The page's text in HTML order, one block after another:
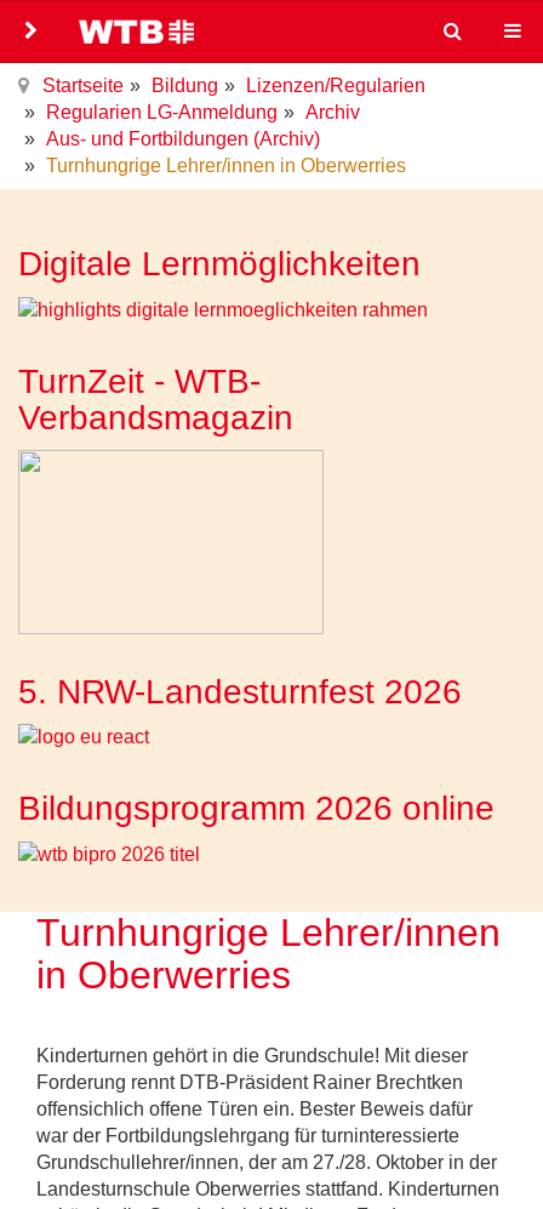
Startseite Bildung
Lizenzen/Regularien
Regularien LG-Anmeldung
Archiv
Aus- und Fortbildungen (Archiv)
Turnhungrige Lehrer/innen in Oberwerries
Digitale Lernmöglichkeiten
TurnZeit - WTB-
Verbandsmagazin
5. NRW-Landesturnfest 2026
Bildungsprogramm 2026 online
Turnhungrige Lehrer/innen
in Oberwerries
Kinderturnen gehört in die Grundschule! Mit dieser
Forderung rennt DTB-Präsident Rainer Brechtken
offensichlich offene Türen ein. Bester Beweis dafür
war der Fortbildungslehrgang für turninteressierte
Grundschullehrer/innen, der am 27./28. Oktober in der
Landesturnschule Oberwerries stattfand. Kinderturnen